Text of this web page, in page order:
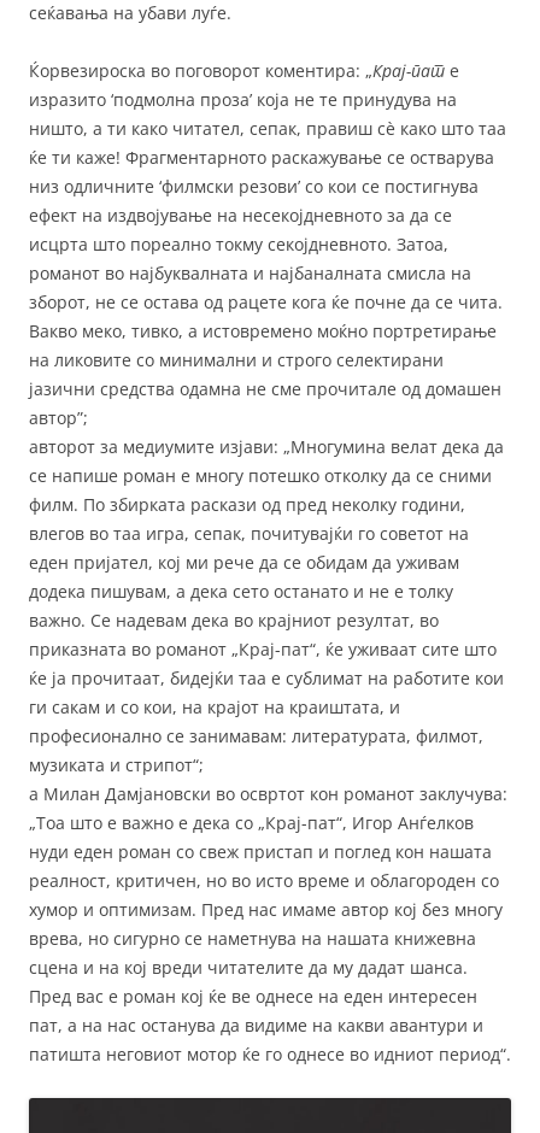
сеќавања на убави луѓе.
Ќорвезироска во поговорот коментира: „Крај-пат е
изразито ‘подмолна проза’ која не те принудува на
ништо, а ти како читател, сепак, правиш сè како што таа
ќе ти каже! Фрагментарното раскажување се остварува
низ одличните ‘филмски резови’ со кои се постигнува
ефект на издвојување на несекојдневното за да се
исцрта што пореално токму секојдневното. Затоа,
романот во најбуквалната и најбаналната смисла на
зборот, не се остава од рацете кога ќе почне да се чита.
Вакво меко, тивко, а истовремено моќно портретирање
на ликовите со минимални и строго селектирани
јазични средства одамна не сме прочитале од домашен
автор”;
авторот за медиумите изјави: „Многумина велат дека да
се напише роман е многу потешко отколку да се сними
филм. По збирката раскази од пред неколку години,
влегов во таа игра, сепак, почитувајќи го советот на
еден пријател, кој ми рече да се обидам да уживам
додека пишувам, а дека сето останато и не е толку
важно. Се надевам дека во крајниот резултат, во
приказната во романот „Крај-пат“, ќе уживаат сите што
ќе ја прочитаат, бидејќи таа е сублимат на работите кои
ги сакам и со кои, на крајот на краиштата, и
професионално се занимавам: литературата, филмот,
музиката и стрипот“;
а Милан Дамјановски во освртот кон романот заклучува:
„Тоа што е важно е дека со „Крај-пат“, Игор Анѓелков
нуди еден роман со свеж пристап и поглед кон нашата
реалност, критичен, но во исто време и облагороден со
хумор и оптимизам. Пред нас имаме автор кој без многу
врева, но сигурно се наметнува на нашата книжевна
сцена и на кој вреди читателите да му дадат шанса.
Пред вас е роман кој ќе ве однесе на еден интересен
пат, а на нас останува да видиме на какви авантури и
патишта неговиот мотор ќе го однесе во идниот период“.